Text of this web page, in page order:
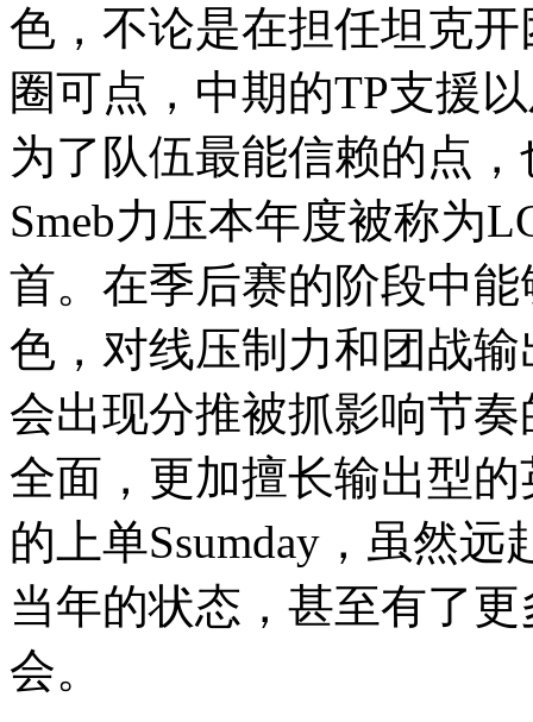
色，不论是在担任坦克
圈可点，中期的TP支援
为了队伍最能信赖的点
Smeb力压本年度被称为
首。在季后赛的阶段中
色，对线压制力和团战
会出现分推被抓影响节
全面，更加擅长输出型
的上单Ssumday，虽然
当年的状态，甚至有了
会。